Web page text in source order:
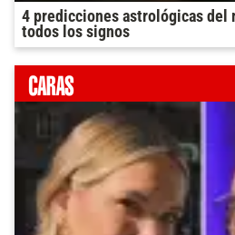
4 predicciones astrológicas del
todos los signos